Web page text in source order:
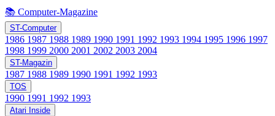
📚 Computer-Magazine
ST-Computer
1986 1987 1988 1989 1990 1991 1992 1993 1994 1995 1996 1997
1998 1999 2000 2001 2002 2003 2004
ST-Magazin
1987 1988 1989 1990 1991 1992 1993
TOS
1990 1991 1992 1993
Atari Inside